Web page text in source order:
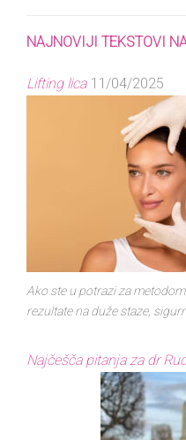
NAJNOVIJI TEKSTOVI
Lifting lica11/04/2025
Ako ste u potrazi za
rezultate na duže staze,
Najčešča pitanja za dr